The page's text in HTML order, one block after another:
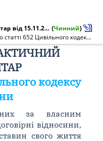
Науково-практичний коментар від 15.11.2007 (Чинний)
Науково-практичний коментар до статті 652 Цивільного кодексу України
кодексу
за власним
відносини,
свого життя